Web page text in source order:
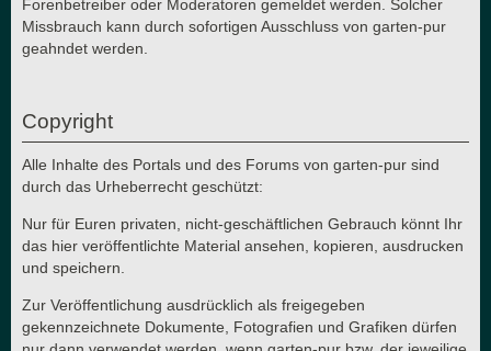
Forenbetreiber oder Moderatoren gemeldet werden. Solcher
Missbrauch kann durch sofortigen Ausschluss von garten-pur
geahndet werden.
Copyright
Alle Inhalte des Portals und des Forums von garten-pur sind
durch das Urheberrecht geschützt:
Nur für Euren privaten, nicht-geschäftlichen Gebrauch könnt Ihr
das hier veröffentlichte Material ansehen, kopieren, ausdrucken
und speichern.
Zur Veröffentlichung ausdrücklich als freigegeben
gekennzeichnete Dokumente, Fotografien und Grafiken dürfen